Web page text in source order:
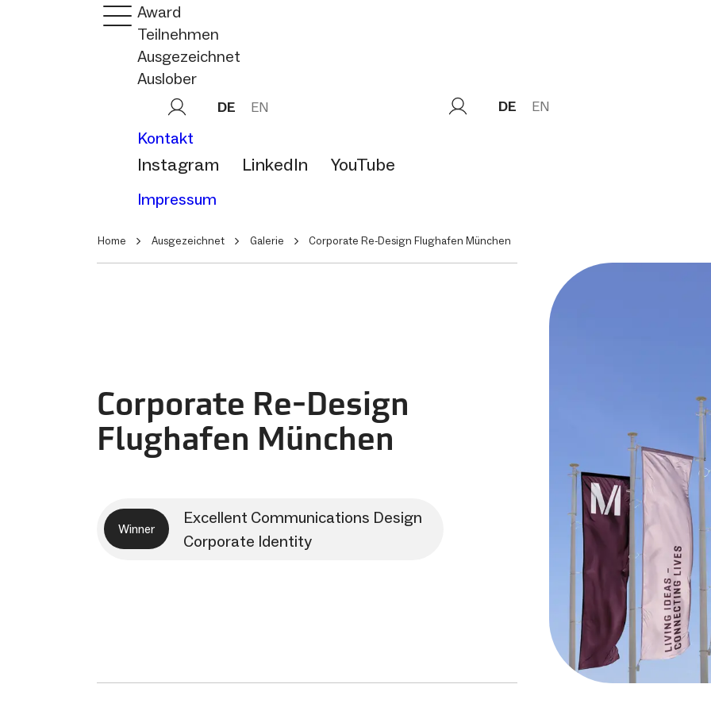
Award
Teilnehmen
Ausgezeichnet
Auslober
DE EN
Kontakt
Instagram LinkedIn YouTube
Impressum
DE EN
Home Ausgezeichnet Galerie Corporate Re-Design Flughafen München
Corporate Re-Design
Flughafen München
Winner
Excellent Communications Design
Corporate Identity